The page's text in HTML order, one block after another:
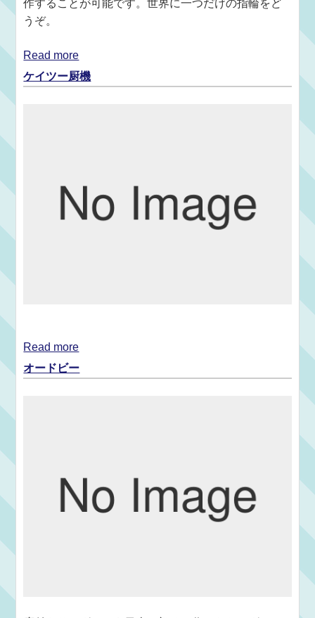
作することが可能です。世界に一つだけの指輪をど
うぞ。
Read more
ケイツー厨機
Read more
オードビー